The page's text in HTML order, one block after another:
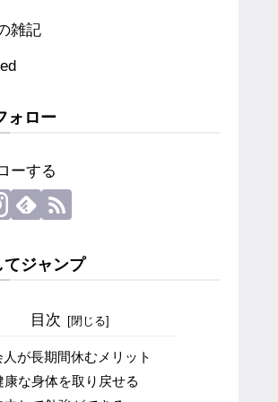
雑記
ォロー
ーする
てジャンプ
目次
人が長期間休むメリット
康な身体を取り戻せる